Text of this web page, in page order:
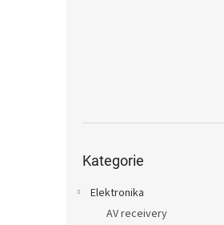
kategorie
Kategorie
Elektronika
AV receivery